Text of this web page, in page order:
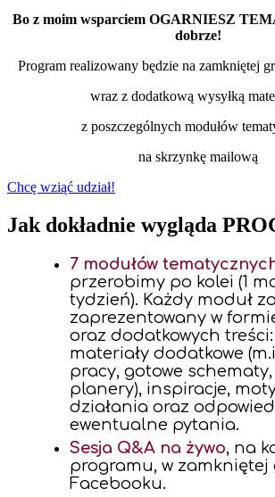
Bo z moim wsparciem OGARNIESZ
dobrze!
Program realizowany będzie na zamkniętej
wraz z dodatkową wysyłką
z poszczególnych modułów
na skrzynkę mailową
Chcę wziąć udział!
Jak dokładnie wygląda
7 modułów
przerobimy po kolei (1
tydzień). Każdy moduł
zaprezentowany w
oraz dodatkowych
materiały dodatkowe
pracy, gotowe
planery), inspiracje,
działania oraz
ewentualne pytania.
Sesja Q&A na żywo, na
programu, w
Facebooku.